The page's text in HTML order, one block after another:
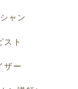
ャン
スト
ザー